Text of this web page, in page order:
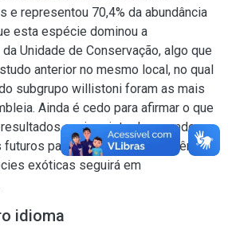
e representou 70,4% da abundância
esta espécie dominou a
Unidade de Conservação, algo que
anterior no mesmo local, no qual
subgrupo willistoni foram as mais
Ainda é cedo para afirmar o que
aqui registrados, sendo
para observar se a tendência
exóticas seguirá em
idioma